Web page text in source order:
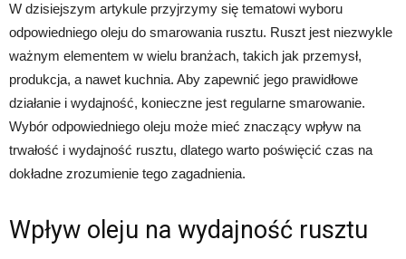
W dzisiejszym artykule przyjrzymy się tematowi wyboru
odpowiedniego oleju do smarowania rusztu. Ruszt jest niezwykle
ważnym elementem w wielu branżach, takich jak przemysł,
produkcja, a nawet kuchnia. Aby zapewnić jego prawidłowe
działanie i wydajność, konieczne jest regularne smarowanie.
Wybór odpowiedniego oleju może mieć znaczący wpływ na
trwałość i wydajność rusztu, dlatego warto poświęcić czas na
dokładne zrozumienie tego zagadnienia.
Wpływ oleju na wydajność rusztu